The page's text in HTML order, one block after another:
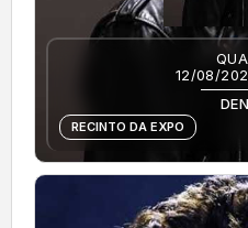
12/08/
RECINTO DA EXPO